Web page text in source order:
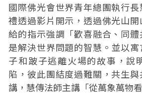
國際佛光會世界青年總團執行
禮透過影片開示，透過佛光山
給的指示強調「歡喜融合、同體
是解決世界問題的智慧。並以
子和跛子逃離火場的故事，說
陷，彼此團結度過難關，共生
講，慧傳法師主講「從萬象萬物